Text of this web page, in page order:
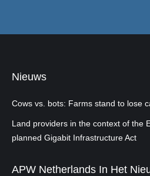
Nieuws
Cows vs. bots: Farms stand to lose
Land providers in the context of the
planned Gigabit Infrastructure Act
APW Netherlands In Het